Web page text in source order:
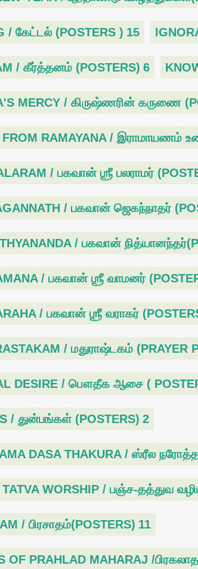
/ கேட்டல் (POSTERS ) 15
/ கீர்த்தனம் (POSTERS) 6
MERCY / கிருஷ்ணரின் கருணை
FROM RAMAYANA / இராமாயணம்
/ பகவான் ஶ்ரீ பலராமர்
/ பகவான் ஜெகந்நாதர்
/ பகவான்
/ பகவான் ஶ்ரீ வாமனர்
/ பகவான் ஶ்ரீ வராகர்
/ மதுராஷ்டகம் (PRAYER
DESIRE / பௌதீக ஆசை (
/ துன்பங்கள் (POSTERS) 2
DASA THAKURA / ஸ்ரீல
TATVA WORSHIP / பஞ்ச-தத்துவ
/ பிரசாதம்(POSTERS) 11
OF PRAHLAD MAHARAJ /